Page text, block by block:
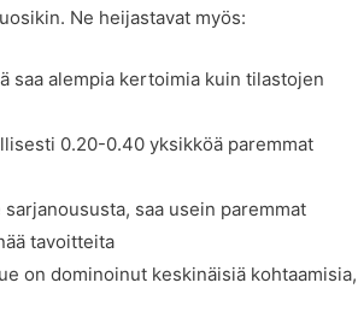
Ne heijastavat myös:
saa alempia kertoimia kuin tilastojen
0.20-0.40 yksikköä paremmat
saa usein paremmat
tavoitteita
on dominoinut keskinäisiä kohtaamisia,